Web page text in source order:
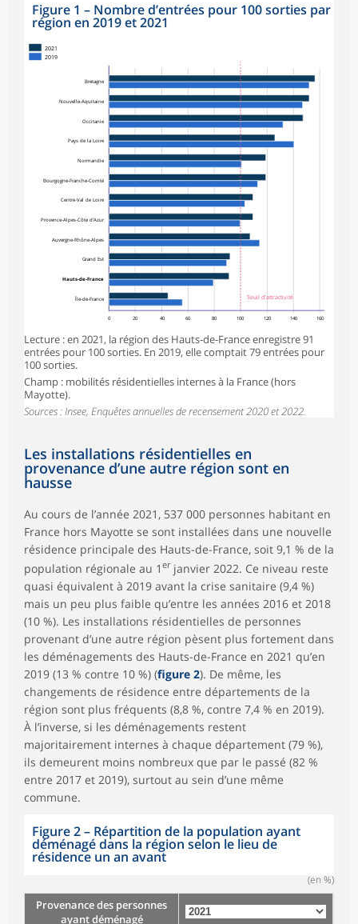
Figure 1 – Nombre d’entrées pour 100 sorties par
région en 2019 et 2021
0 20 40 60 80 100 120 140 160
Bretagne
Nouvelle-Aquitaine
Occitanie
Pays de la Loire
Normandie
Bourgogne-Franche-Comté
Centre-Val de Loire
Provence-Alpes-Côte d’Azur
Auvergne-Rhône-Alpes
Grand Est
Hauts-de-France
Île-de-France
2021
2019
Seuil d'attractivité
Lecture : en 2021, la région des Hauts-de-France enregistre 91
entrées pour 100 sorties. En 2019, elle comptait 79 entrées pour
100 sorties.
Champ : mobilités résidentielles internes à la France (hors
Mayotte).
Sources : Insee, Enquêtes annuelles de recensement 2020 et 2022.
Les installations résidentielles en
provenance d’une autre région sont en
hausse
Au cours de l’année 2021, 537 000 personnes habitant en
France hors Mayotte se sont installées dans une nouvelle
résidence principale des Hauts-de-France, soit 9,1 % de la
population régionale au 1 erjanvier 2022. Ce niveau reste
quasi équivalent à 2019 avant la crise sanitaire (9,4 %)
mais un peu plus faible qu’entre les années 2016 et 2018
(10 %). Les installations résidentielles de personnes
provenant d’une autre région pèsent plus fortement dans
les déménagements des Hauts-de-France en 2021 qu’en
2019 (13 % contre 10 %) (figure 2). De même, les
changements de résidence entre départements de la
région sont plus fréquents (8,8 %, contre 7,4 % en 2019).
À l’inverse, si les déménagements restent
majoritairement internes à chaque département (79 %),
ils demeurent moins nombreux que par le passé (82 %
entre 2017 et 2019), surtout au sein d’une même
commune.
Figure 2– Répartition de la population ayant
déménagé dans la région selon le lieu de
résidence un an avant
(en %)
Provenance des personnes
ayant déménagé